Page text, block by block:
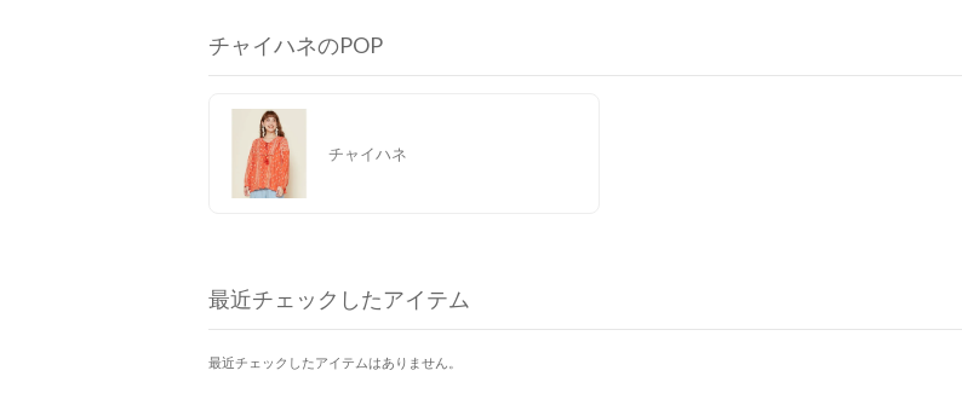
チャイハネのPOP
チャイハネ
最近チェックしたアイテム
最近チェックしたアイテムはありません。